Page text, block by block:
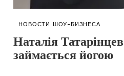
НОВОСТИ ШОУ-БИЗНЕСА
Наталія
займається йогою